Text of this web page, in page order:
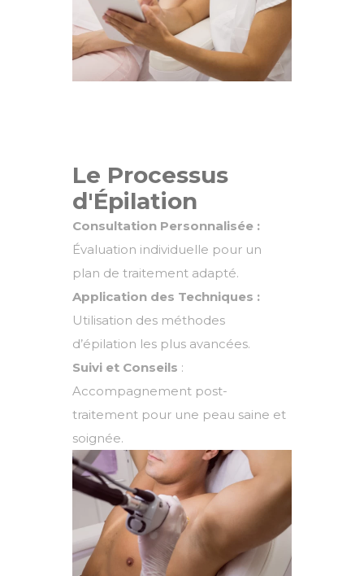
Le Processus
d'Épilation
Consultation Personnalisée :
Évaluation individuelle pour un
plan de traitement adapté.
Application des Techniques :
Utilisation des méthodes
d’épilation les plus avancées.
Suivi et Conseils :
Accompagnement post-
traitement pour une peau saine et
soignée.